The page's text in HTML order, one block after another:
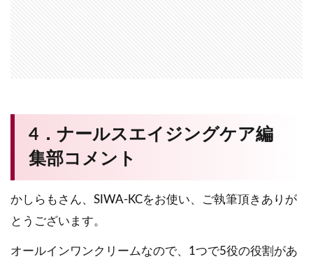
4．ナールスエイジングケア編
集部コメント
かしらもさん、SIWA-KCをお使い、ご執筆頂きありが
とうございます。
オールインワンクリームなので、1つで5役の役割があ